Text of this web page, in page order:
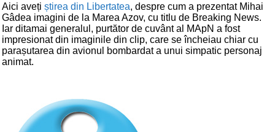
Aici aveți știrea din Libertatea, despre cum a prezentat Mihai
Gâdea imagini de la Marea Azov, cu titlu de Breaking News.
Iar ditamai generalul, purtător de cuvânt al MApN a fost
impresionat din imaginile din clip, care se încheiau chiar cu
parașutarea din avionul bombardat a unui simpatic personaj
animat.